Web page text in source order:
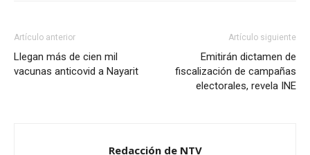
Artículo anterior
Llegan más de cien mil
vacunas anticovid a Nayarit
Artículo siguiente
Emitirán dictamen de
fiscalización de campañas
electorales, revela INE
Redacción de NTV